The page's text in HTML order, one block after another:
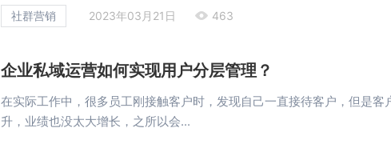
社群营销 2023年03月21日 463
企业私域运营如何实现用户分层管理？
在实际工作中，很多员工刚接触客户时，发现自己一直接待客户，但是客
升，业绩也没太大增长，之所以会...